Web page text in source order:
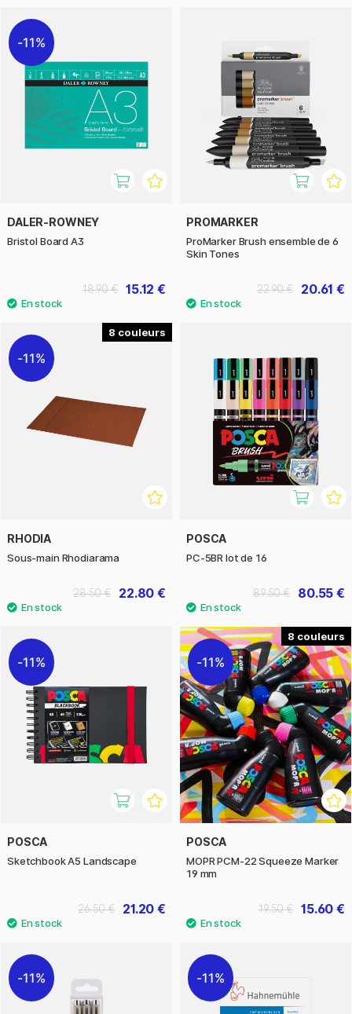
11%
DALER-ROWNEY
Bristol Board A3
15.12 €
18.90 €
PROMARKER
ProMarker Brush ensemble de 6
Skin Tones
20.61 €
22.90 €
8
11%
RHODIA
Sous-main Rhodiarama
22.80 €
28.50 €
POSCA
PC-5BR lot de 16
80.55 €
89.50 €
11%
POSCA
Sketchbook A5 Landscape
21.20 €
26.50 €
8
11%
POSCA
MOPR PCM-22 Squeeze Marker
19 mm
15.60 €
19.50 €
11% 11%